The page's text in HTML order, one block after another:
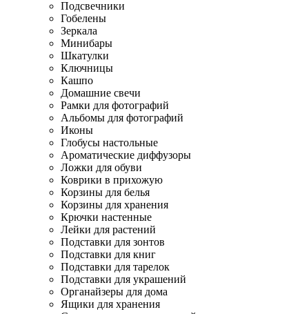
Подсвечники
Гобелены
Зеркала
Минибары
Шкатулки
Ключницы
Кашпо
Домашние свечи
Рамки для фотографий
Альбомы для фотографий
Иконы
Глобусы настольные
Ароматические диффузоры
Ложки для обуви
Коврики в прихожую
Корзины для белья
Корзины для хранения
Крючки настенные
Лейки для растений
Подставки для зонтов
Подставки для книг
Подставки для тарелок
Подставки для украшений
Органайзеры для дома
Ящики для хранения